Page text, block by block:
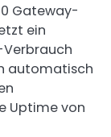
Gateway-
ein
automatisch
Uptime von